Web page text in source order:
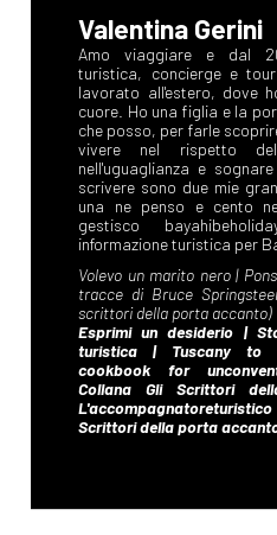
Valentina Gerini